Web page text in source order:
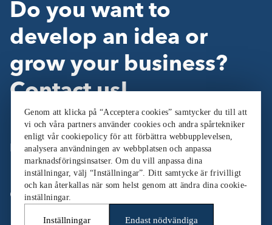
Do you want to
develop an idea or
grow your business?
Contact us!
Follow Us:
Cookieinställningar
Genom att klicka på “Acceptera cookies” samtycker du till att
vi och våra partners använder cookies och andra spårtekniker
enligt vår cookiepolicy för att förbättra webbupplevelsen,
analysera användningen av webbplatsen och anpassa
marknadsföringsinsatser. Om du vill anpassa dina
inställningar, välj “Inställningar”. Ditt samtycke är frivilligt
och kan återkallas när som helst genom att ändra dina cookie-
inställningar.
Inställningar Endast nödvändiga